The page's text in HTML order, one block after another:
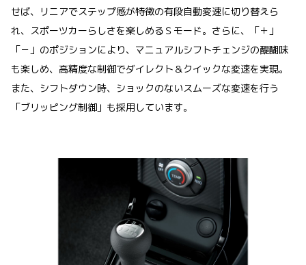
せば、リニアでステップ感が特徴の有段自動変速に切り替えら
れ、スポーツカーらしさを楽しめるＳモード。さらに、「＋」
「－」のポジションにより、マニュアルシフトチェンジの醍醐味
も楽しめ、高精度な制御でダイレクト＆クイックな変速を実現。
また、シフトダウン時、ショックのないスムーズな変速を行う
「ブリッピング制御」も採用しています。